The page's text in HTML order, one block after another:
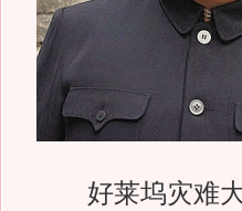
好莱坞灾难大